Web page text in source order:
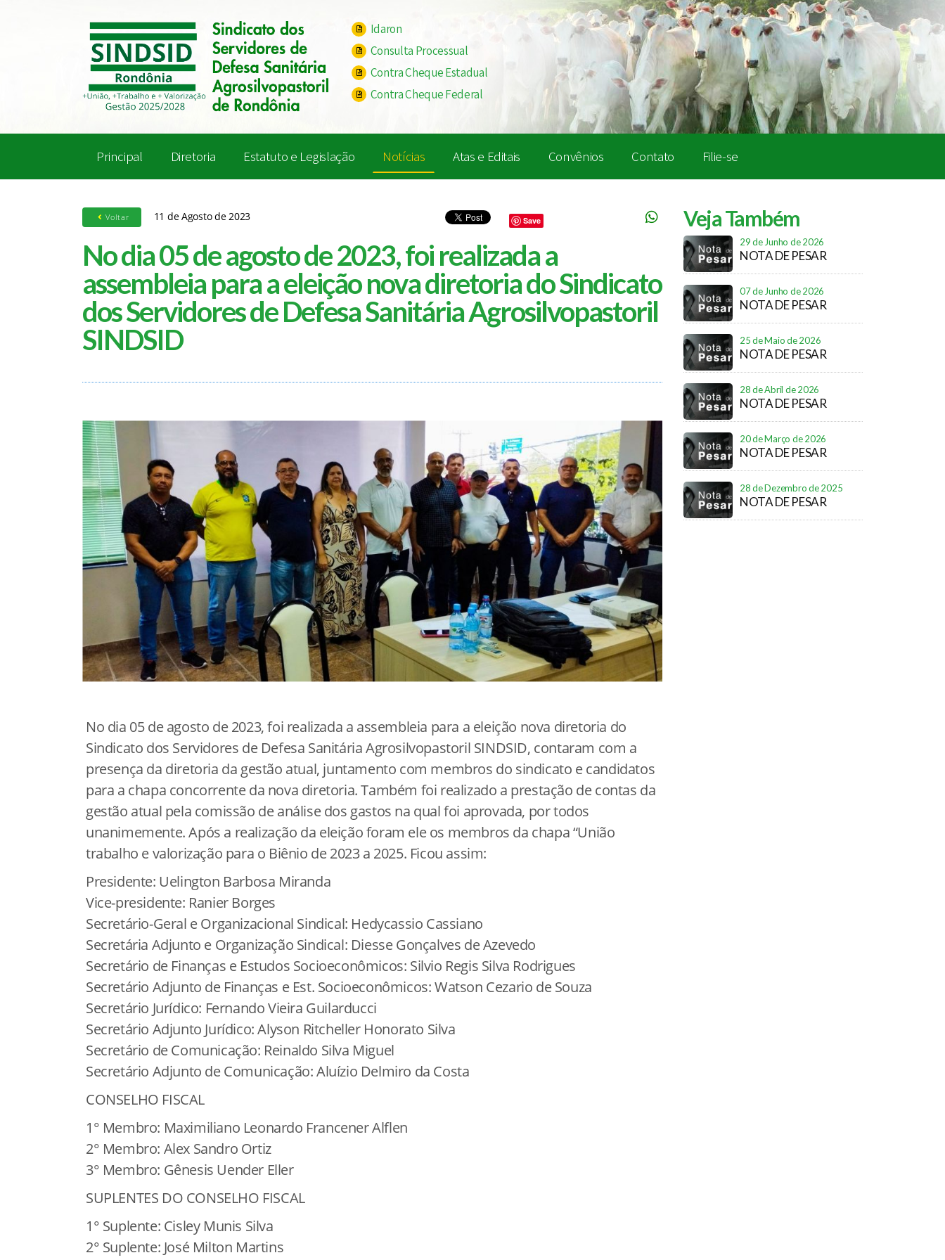
Idaron
Consulta Processual
Contra Cheque Estadual
Contra Cheque Federal
Principal Diretoria Estatuto e Legislação Notícias Atas e Editais Convênios Contato Filie-se
Voltar 11 de Agosto de 2023 Save
No dia 05 de agosto de 2023, foi realizada a
assembleia para a eleição nova diretoria do Sindicato
dos Servidores de Defesa Sanitária Agrosilvopastoril
SINDSID
No dia 05 de agosto de 2023, foi realizada a assembleia para a eleição nova diretoria do
Sindicato dos Servidores de Defesa Sanitária Agrosilvopastoril SINDSID, contaram com a
presença da diretoria da gestão atual, juntamento com membros do sindicato e candidatos
para a chapa concorrente da nova diretoria. Também foi realizado a prestação de contas da
gestão atual pela comissão de análise dos gastos na qual foi aprovada, por todos
unanimemente. Após a realização da eleição foram ele os membros da chapa “União
trabalho e valorização para o Biênio de 2023 a 2025. Ficou assim:
Presidente: Uelington Barbosa Miranda
Vice-presidente: Ranier Borges
Secretário-Geral e Organizacional Sindical: Hedycassio Cassiano
Secretária Adjunto e Organização Sindical: Diesse Gonçalves de Azevedo
Secretário de Finanças e Estudos Socioeconômicos: Silvio Regis Silva Rodrigues
Secretário Adjunto de Finanças e Est. Socioeconômicos: Watson Cezario de Souza
Secretário Jurídico: Fernando Vieira Guilarducci
Secretário Adjunto Jurídico: Alyson Ritcheller Honorato Silva
Secretário de Comunicação: Reinaldo Silva Miguel
Secretário Adjunto de Comunicação: Aluízio Delmiro da Costa
CONSELHO FISCAL
1° Membro: Maximiliano Leonardo Francener Alflen
2° Membro: Alex Sandro Ortiz
3° Membro: Gênesis Uender Eller
SUPLENTES DO CONSELHO FISCAL
1° Suplente: Cisley Munis Silva
2° Suplente: José Milton Martins
Veja Também
29 de Junho de 2026
NOTA DE PESAR
07 de Junho de 2026
NOTA DE PESAR
25 de Maio de 2026
NOTA DE PESAR
28 de Abril de 2026
NOTA DE PESAR
20 de Março de 2026
NOTA DE PESAR
28 de Dezembro de 2025
NOTA DE PESAR